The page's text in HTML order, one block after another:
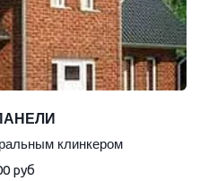
клинкером
руб